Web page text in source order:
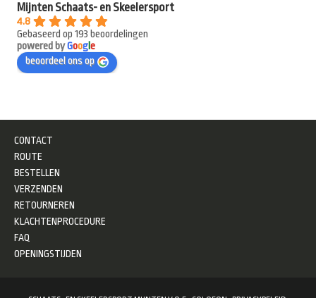
Mijnten Schaats- en Skeelersport
4.8
Gebaseerd op 193 beoordelingen
powered byGoogle
beoordeel ons op
CONTACT
ROUTE
BESTELLEN
VERZENDEN
RETOURNEREN
KLACHTENPROCEDURE
FAQ
OPENINGSTIJDEN